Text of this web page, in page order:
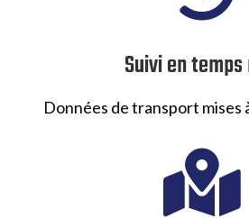
Suivi en
Données de transport mises
